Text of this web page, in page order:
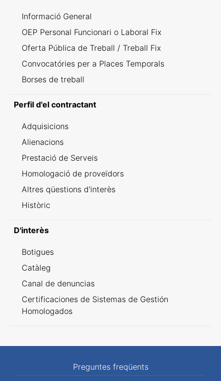
Informació General
OEP Personal Funcionari o Laboral Fix
Oferta Pública de Treball / Treball Fix
Convocatóries per a Places Temporals
Borses de treball
Perfil d'el contractant
Adquisicions
Alienacions
Prestació de Serveis
Homologació de proveïdors
Altres qüestions d'interès
Històric
D'interès
Botigues
Catàleg
Canal de denuncias
Certificaciones de Sistemas de Gestión
Homologados
Preguntes freqüents